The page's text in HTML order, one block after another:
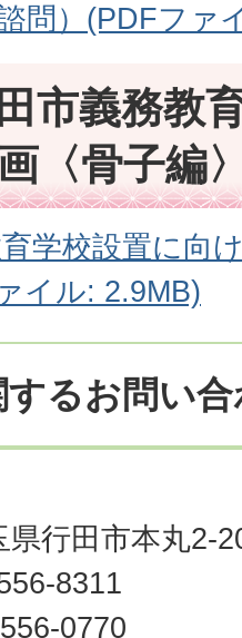
問）(PDFファ
市義務教
〈骨子編
学校設置に向
イル: 2.9MB)
るお問い
県行田市本丸2-
8311
0770